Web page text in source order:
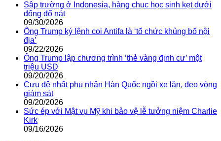
Sập trường ở Indonesia, hàng chục học sinh kẹt dưới
đống đổ nát
09/30/2026
Ông Trump ký lệnh coi Antifa là ‘tổ chức khủng bố nội
địa’
09/22/2026
Ông Trump lập chương trình ‘thẻ vàng định cư’ một
triệu USD
09/20/2026
Cựu đệ nhất phu nhân Hàn Quốc ngồi xe lăn, đeo vòng
giám sát
09/20/2026
Sức ép với Mật vụ Mỹ khi bảo vệ lễ tưởng niệm Charlie
Kirk
09/16/2026